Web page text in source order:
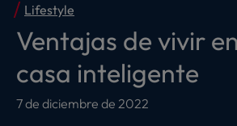
Lifestyle
Ventajas de vivir
casa inteligente
7 de diciembre de 2022